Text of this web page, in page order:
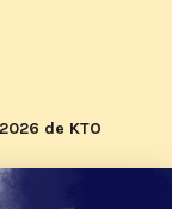
de KTO